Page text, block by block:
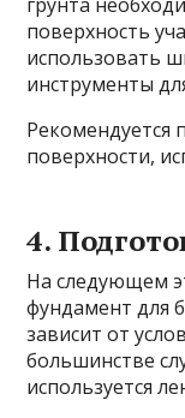
поверхность
использовать
инструменты
Рекомендуется
поверхности,
4.
На следующем
фундамент для
зависит от
большинстве
используется